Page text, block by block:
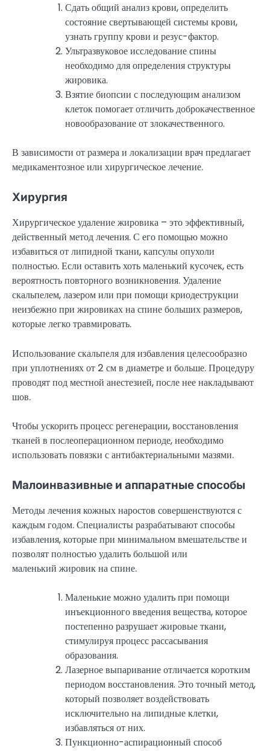
Сдать общий анализ крови, определить
состояние свертывающей системы крови,
узнать группу крови и резус-фактор.
Ультразвуковое исследование спины
необходимо для определения структуры
жировика.
Взятие биопсии с последующим анализом
клеток помогает отличить доброкачественное
новообразование от злокачественного.
В зависимости от размера и локализации врач предлагает
медикаментозное или хирургическое лечение.
Хирургия
Хирургическое удаление жировика – это эффективный,
действенный метод лечения. С его помощью можно
избавиться от липидной ткани, капсулы опухоли
полностью. Если оставить хоть маленький кусочек, есть
вероятность повторного возникновения. Удаление
скальпелем, лазером или при помощи криодеструкции
неизбежно при жировиках на спине больших размеров,
которые легко травмировать.
Использование скальпеля для избавления целесообразно
при уплотнениях от 2 см в диаметре и больше. Процедуру
проводят под местной анестезией, после нее накладывают
шов.
Чтобы ускорить процесс регенерации, восстановления
тканей в послеоперационном периоде, необходимо
использовать повязки с антибактериальными мазями.
Малоинвазивные и аппаратные способы
Методы лечения кожных наростов совершенствуются с
каждым годом. Специалисты разрабатывают способы
избавления, которые при минимальном вмешательстве и
позволят полностью удалить большой или
маленький жировик на спине.
Маленькие можно удалить при помощи
инъекционного введения вещества, которое
постепенно разрушает жировые ткани,
стимулируя процесс рассасывания
образования.
Лазерное выпаривание отличается коротким
периодом восстановления. Это точный метод,
который позволяет воздействовать
исключительно на липидные клетки,
избавляться от них.
Пункционно-аспирационный способ